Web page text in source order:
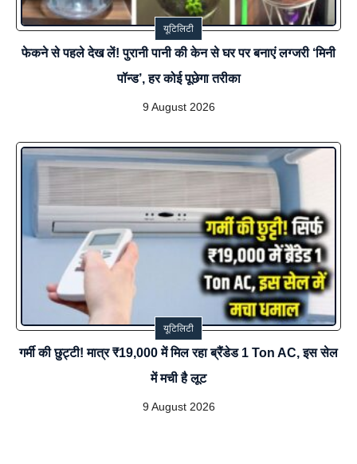
यूटिलिटी
फेकने से पहले देख लें! पुरानी पानी की केन से घर पर बनाएं लग्जरी ‘मिनी
पॉन्ड’, हर कोई पूछेगा तरीका
9 August 2026
यूटिलिटी
गर्मी की छुट्टी! मात्र ₹19,000 में मिल रहा ब्रैंडेड 1 Ton AC, इस सेल
में मची है लूट
9 August 2026